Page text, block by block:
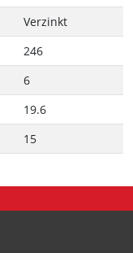
Verzinkt
246
6
19.6
15